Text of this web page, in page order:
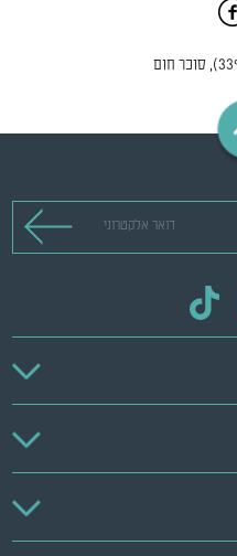
ריבת בצל קלאסית טעימה של זוטא: בצל (33%), סוכר חום